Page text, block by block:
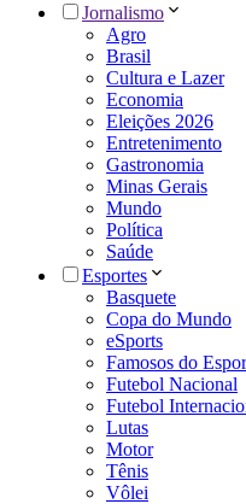
Jornalismo
Agro
Brasil
Cultura e Lazer
Economia
Eleições 2026
Entretenimento
Gastronomia
Minas Gerais
Mundo
Política
Saúde
Esportes
Basquete
Copa do Mundo
eSports
Famosos do
Futebol Nacional
Futebol
Lutas
Motor
Tênis
Vôlei